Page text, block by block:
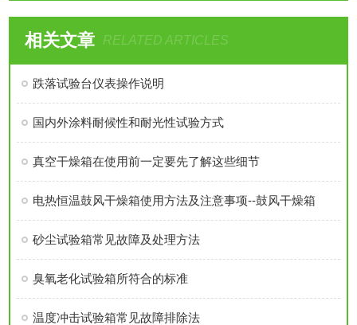
相关文章 RELATED ARTICLES
跌落试验台仪表操作说明
国内外涂料耐候性和耐光性试验方式
真空干燥箱在使用前一定要先了解这些细节
电热恒温鼓风干燥箱使用方法及注意事项--鼓风干燥箱
砂尘试验箱常见故障及处理方法
臭氧老化试验箱所符合的标准
温度冲击试验箱常见故障排除法